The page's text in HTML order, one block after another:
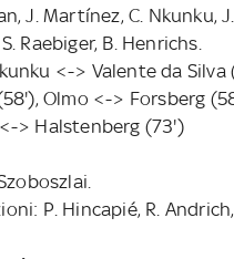
J. Martínez, C. Nkunku,
Raebiger, B. Henrichs.
<-> Valente da Silva
Olmo <-> Forsberg
> Halstenberg (73')
P. Hincapié, R.